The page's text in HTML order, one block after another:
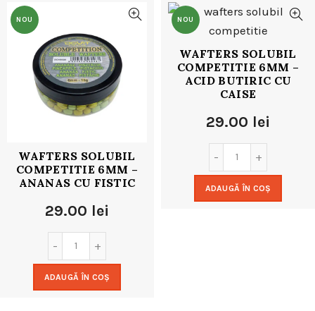
NOU
WAFTERS SOLUBIL
COMPETITIE 6MM –
ANANAS CU FISTIC
29.00 lei
ADAUGĂ ÎN COȘ
NOU
WAFTERS SOLUBIL
COMPETITIE 6MM –
ACID BUTIRIC CU
CAISE
29.00 lei
ADAUGĂ ÎN COȘ